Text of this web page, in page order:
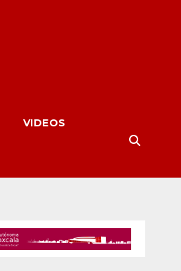
VIDEOS